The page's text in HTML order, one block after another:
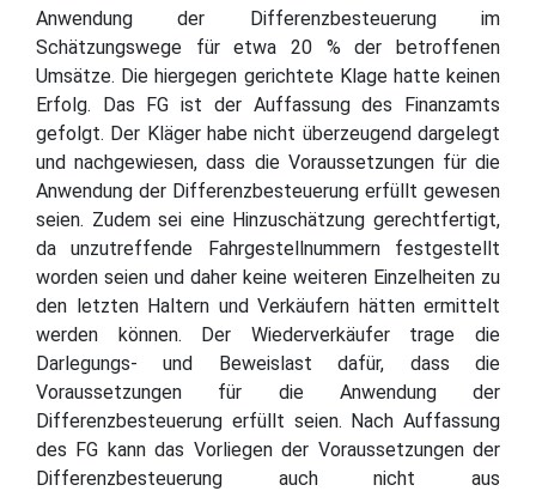
Anwendung der Differenzbesteuerung im
Schätzungswege für etwa 20 % der betroffenen
Umsätze. Die hiergegen gerichtete Klage hatte keinen
Erfolg. Das FG ist der Auffassung des Finanzamts
gefolgt. Der Kläger habe nicht überzeugend dargelegt
und nachgewiesen, dass die Voraussetzungen für die
Anwendung der Differenzbesteuerung erfüllt gewesen
seien. Zudem sei eine Hinzuschätzung gerechtfertigt,
da unzutreffende Fahrgestellnummern festgestellt
worden seien und daher keine weiteren Einzelheiten zu
den letzten Haltern und Verkäufern hätten ermittelt
werden können. Der Wiederverkäufer trage die
Darlegungs- und Beweislast dafür, dass die
Voraussetzungen für die Anwendung der
Differenzbesteuerung erfüllt seien. Nach Auffassung
des FG kann das Vorliegen der Voraussetzungen der
Differenzbesteuerung auch nicht aus